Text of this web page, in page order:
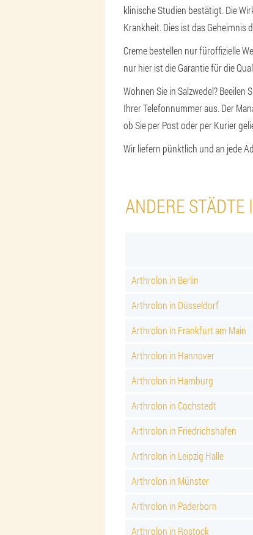
klinische Studien bestätigt. Die
Krankheit. Dies ist das Geheimnis
Creme bestellen nur füroffizielle
nur hier ist die Garantie für die
Wohnen Sie in Salzwedel?
Ihrer Telefonnummer aus. Der
ob Sie per Post oder per Kurier
Wir liefern pünktlich und an jede
ANDERE STÄDTE
Arthrolon in Berlin
Arthrolon in Düsseldorf
Arthrolon in Frankfurt am Main
Arthrolon in Hannover
Arthrolon in Hamburg
Arthrolon in Cochstedt
Arthrolon in Friedrichshafen
Arthrolon in Leipzig Halle
Arthrolon in Münster
Arthrolon in Paderborn
Arthrolon in Rostock